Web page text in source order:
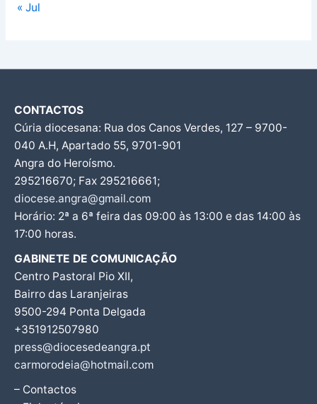
« Jul
CONTACTOS
Cúria diocesana: Rua dos Canos Verdes, 127 – 9700-
040 A.H, Apartado 55, 9701-901
Angra do Heroísmo.
295216670; Fax 295216661;
diocese.angra@gmail.com
Horário: 2ª a 6ª feira das 09:00 às 13:00 e das 14:00 às
17:00 horas.
GABINETE DE COMUNICAÇÃO
Centro Pastoral Pio XII,
Bairro das Laranjeiras
9500-294 Ponta Delgada
+351912507980
press@diocesedeangra.pt
carmorodeia@hotmail.com
– Contactos